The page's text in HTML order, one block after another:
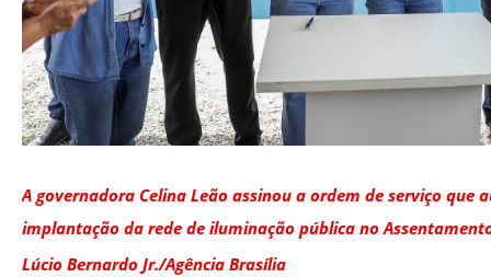
A governadora Celina Leão assinou a ordem de serviço que
implantação da rede de iluminação pública no
Lúcio Bernardo Jr./Agência Brasília